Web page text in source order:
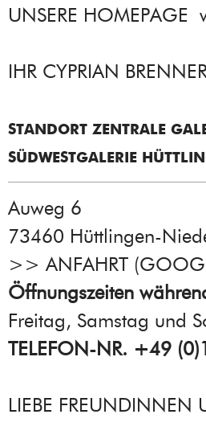
UNSERE
IHR CYPRIAN
STANDORT ZENTRALE
SÜDWESTGALERIE
Auweg 6
73460 Hüttlingen-
>> ANFAHRT
Öffnungszeiten
Freitag, Samstag und
TELEFON-NR. +49
LIEBE FREUNDINNEN